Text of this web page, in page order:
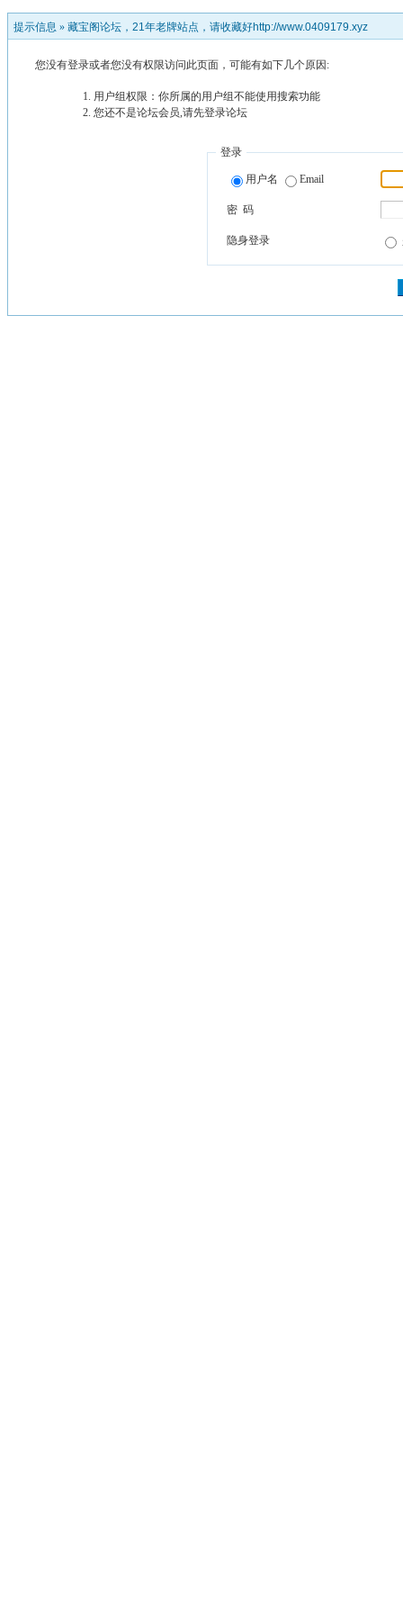
提示信息 » 藏宝阁论坛，21年老牌站点，请收藏好http://www.0409179.xyz
您没有登录或者您没有权限访问此页面，可能有如下几个原因:
用户组权限：你所属的用户组不能使用搜索功能
您还不是论坛会员,请先登录论坛
登录
用户名 Email
密 码
隐身登录